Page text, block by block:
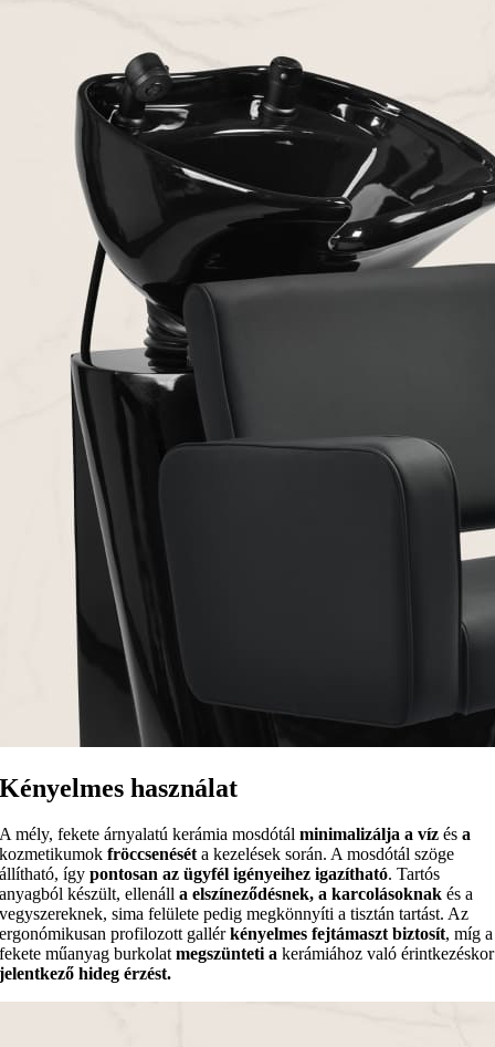
Kényelmes használat
A mély, fekete árnyalatú kerámia mosdótálminimalizálja a víz ésa
kozmetikumokfröccsenéséta kezelések során. A mosdótál szöge
állítható, ígypontosan az ügyfél igényeihez igazítható. Tartós
anyagból készült, ellenáll a elszíneződésnek, a karcolásoknakés a
vegyszereknek, sima felülete pedig megkönnyíti a tisztán tartást. Az
ergonómikusan profilozott gallérkényelmes fejtámaszt biztosít, míg a
fekete műanyag burkolatmegszünteti a kerámiához való érintkezéskor
jelentkező hideg érzést.